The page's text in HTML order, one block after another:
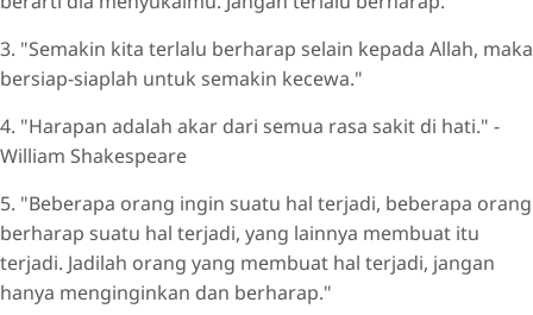
3. "Semakin kita terlalu berharap selain kepada Allah, maka
bersiap-siaplah untuk semakin kecewa."
4. "Harapan adalah akar dari semua rasa sakit di hati." -
William Shakespeare
5. "Beberapa orang ingin suatu hal terjadi, beberapa orang
berharap suatu hal terjadi, yang lainnya membuat itu
terjadi. Jadilah orang yang membuat hal terjadi, jangan
hanya menginginkan dan berharap."